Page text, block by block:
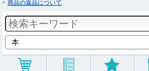
商品の返品について